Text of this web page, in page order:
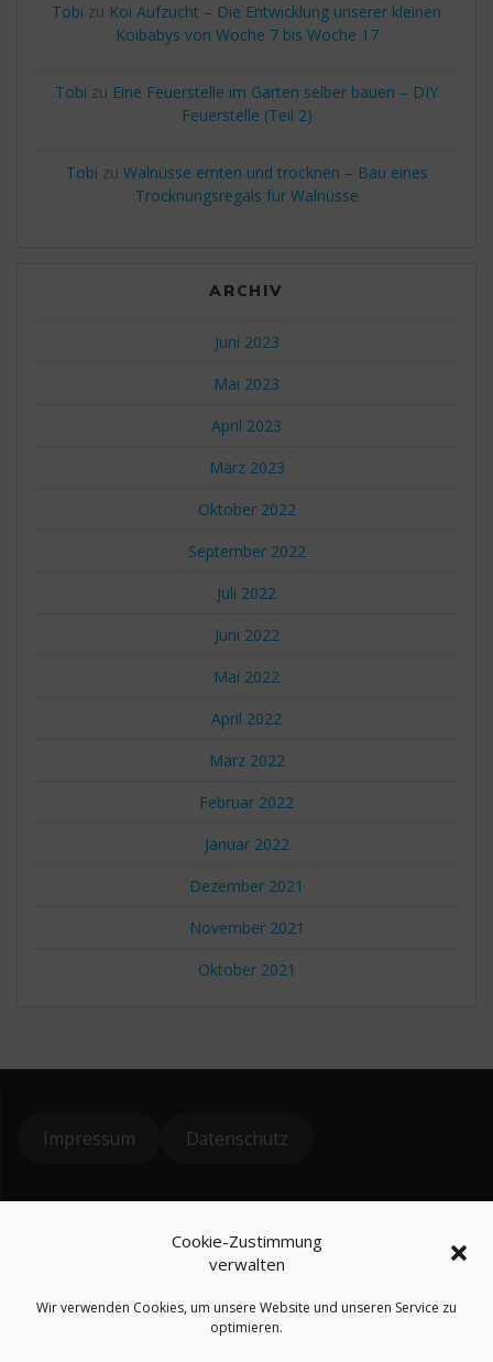
Cookie-Zustimmung
verwalten
Wir verwenden Cookies, um unsere Website und unseren Service zu
optimieren.
Tobi zu Koi Aufzucht – Die Entwicklung unserer kleinen
Koibabys von Woche 7 bis Woche 17
Tobi zu Eine Feuerstelle im Garten selber bauen – DIY
Feuerstelle (Teil 2)
Tobi zu Walnüsse ernten und trocknen – Bau eines
Trocknungsregals für Walnüsse
ARCHIV
Juni 2023
Mai 2023
April 2023
März 2023
Oktober 2022
September 2022
Juli 2022
Juni 2022
Mai 2022
April 2022
März 2022
Februar 2022
Januar 2022
Dezember 2021
November 2021
Oktober 2021
Impressum Datenschutz
* = Affiliatelinks / Werbung